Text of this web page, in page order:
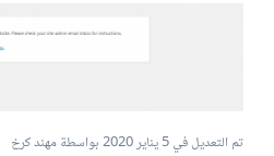
تم التعديل في5 يناير 2020 بواسطة مهند كرخ